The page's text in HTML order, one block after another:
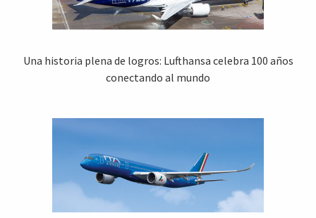
Una historia plena de logros: Lufthansa celebra 100 años
conectando al mundo